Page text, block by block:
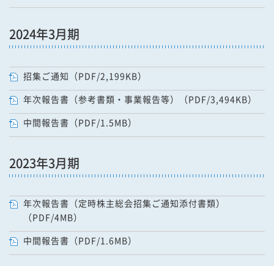
2024年3月期
招集ご通知（PDF/2,199KB）
年次報告書（参考書類・事業報告等）（PDF/3,494KB）
中間報告書（PDF/1.5MB）
2023年3月期
年次報告書（定時株主総会招集ご通知添付書類）
（PDF/4MB）
中間報告書（PDF/1.6MB）